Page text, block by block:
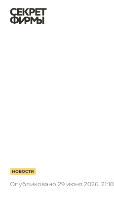
НОВОСТИ
Опубликовано 29 июня 2026, 21:18